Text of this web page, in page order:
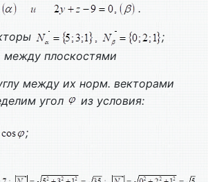
.
;
между плоскостями
между их норм. векторами
угол
из условия:
;